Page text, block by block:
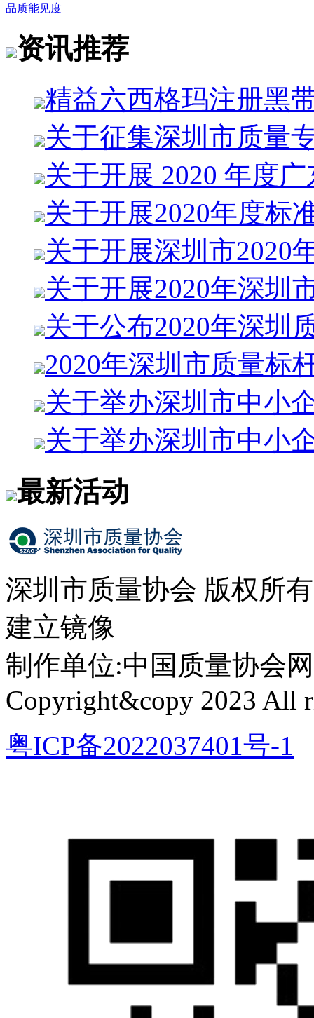
品质能见度
资讯推荐
精益六西格玛注册黑
关于征集深圳市质量
关于开展 2020 年度广
关于开展2020年度标
关于开展深圳市2020
关于开展2020年深圳
关于公布2020年深圳
2020年深圳市质量标
关于举办深圳市中小
关于举办深圳市中小
最新活动
深圳市质量协会 版权所
建立镜像
制作单位:中国质量协会
Copyright&copy 2023 All
粤ICP备2022037401号-1